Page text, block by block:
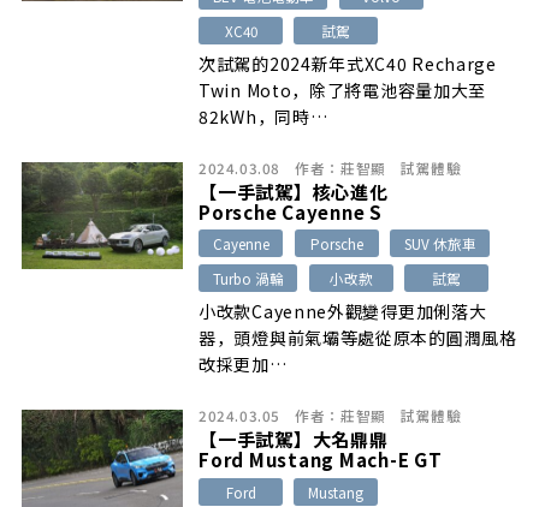
XC40
試駕
次試駕的2024新年式XC40 Recharge
Twin Moto，除了將電池容量加大至
82kWh，同時…
2024.03.08 作者： 莊智顯 試駕體驗
【一手試駕】核心進化
Porsche Cayenne S
Cayenne Porsche
SUV 休旅車
Turbo 渦輪
小改款 試駕
小改款Cayenne外觀變得更加俐落大
器，頭燈與前氣壩等處從原本的圓潤風格
改採更加…
2024.03.05 作者： 莊智顯 試駕體驗
【一手試駕】大名鼎鼎
Ford Mustang Mach-E GT
Ford
Mustang